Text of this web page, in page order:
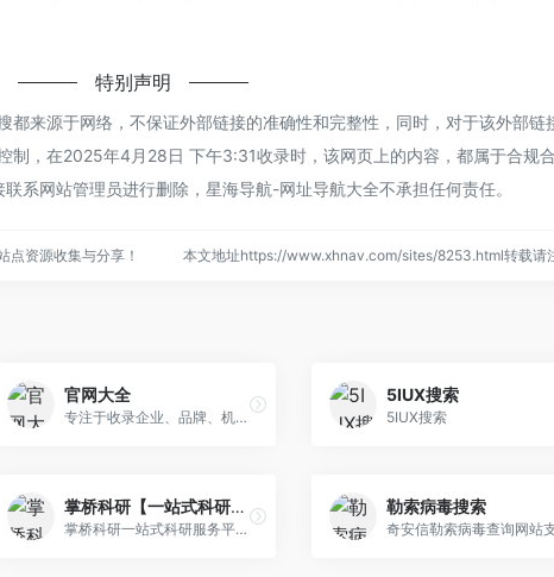
特别声明
都来源于网络，不保证外部链接的准确性和完整性，同时，对于该外部链
制，在2025年4月28日 下午3:31收录时，该网页上的内容，都属于合规合
系网站管理员进行删除，星海导航-网址导航大全不承担任何责任。
点资源收集与分享！ 本文地址https://www.xhnav.com/sites/8253.html转载请
官网大全
专注于收录企业、品牌、机构、团体或个人的官方网站，官网大全的使命是帮助网民识别真正的官方网站，从而避开日益增多的山寨、冒牌网站，以维护官方网站的权威性。
5IUX搜索
5IUX搜索
掌桥科研【一站式科研服务平台】
掌桥科研一站式科研服务平台，拥有中文文献6700万+篇，含全部中文科技核心期刊（其中，英文期刊94种、中文期刊1960种），外文文献3700万+篇，中外科技文献总计约1.1亿篇，月更新20万篇以上。掌桥科研致力于为广大科研工作者提供方便、快捷的一站式科技文献查询与下载，以及文献求助、文档翻译、文档转换、文献数据库和全球国防资讯等科研服务。
勒索病毒搜索